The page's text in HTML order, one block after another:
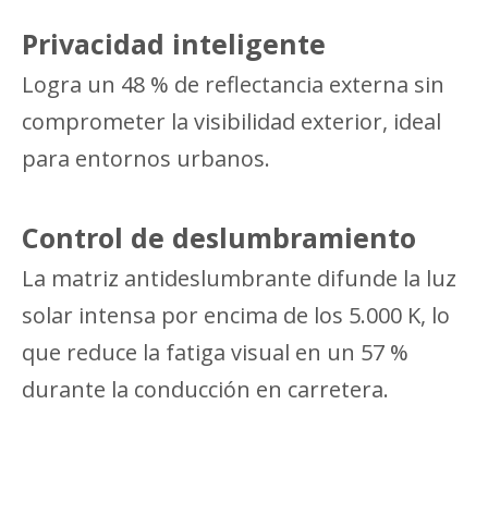
Privacidad inteligente
Logra un 48 % de reflectancia externa sin
comprometer la visibilidad exterior, ideal
para entornos urbanos.
Control de deslumbramiento
La matriz antideslumbrante difunde la luz
solar intensa por encima de los 5.000 K, lo
que reduce la fatiga visual en un 57 %
durante la conducción en carretera.